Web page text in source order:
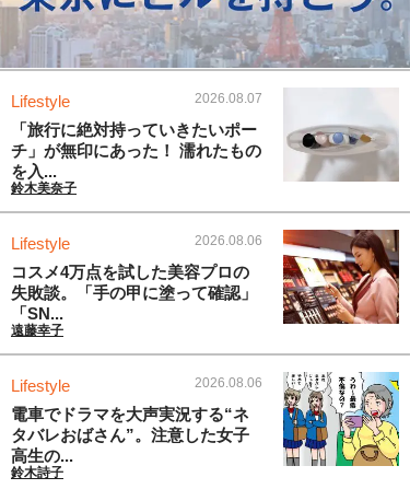
Lifestyle 2026.08.07
「旅行に絶対持っていきたいポー
チ」が無印にあった！ 濡れたもの
を入...
鈴木美奈子
Lifestyle 2026.08.06
コスメ4万点を試した美容プロの
失敗談。「手の甲に塗って確認」
「SN...
遠藤幸子
Lifestyle 2026.08.06
電車でドラマを大声実況する“ネ
タバレおばさん”。注意した女子
高生の...
鈴木詩子